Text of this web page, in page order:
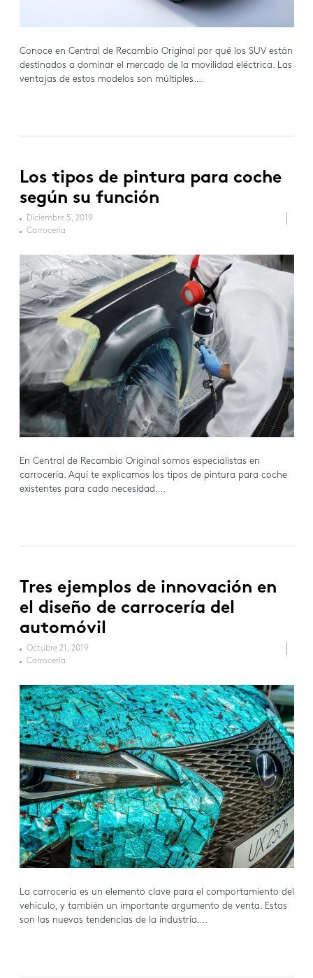
Conoce en Central de Recambio Original por qué los SUV están
destinados a dominar el mercado de la movilidad eléctrica. Las
ventajas de estos modelos son múltiples….
Los tipos de pintura para coche
según su función
Diciembre 5, 2019
Carrocería
En Central de Recambio Original somos especialistas en
carrocería. Aquí te explicamos los tipos de pintura para coche
existentes para cada necesidad….
Tres ejemplos de innovación en
el diseño de carrocería del
automóvil
Octubre 21, 2019
Carrocería
La carrocería es un elemento clave para el comportamiento del
vehículo, y también un importante argumento de venta. Estas
son las nuevas tendencias de la industria….